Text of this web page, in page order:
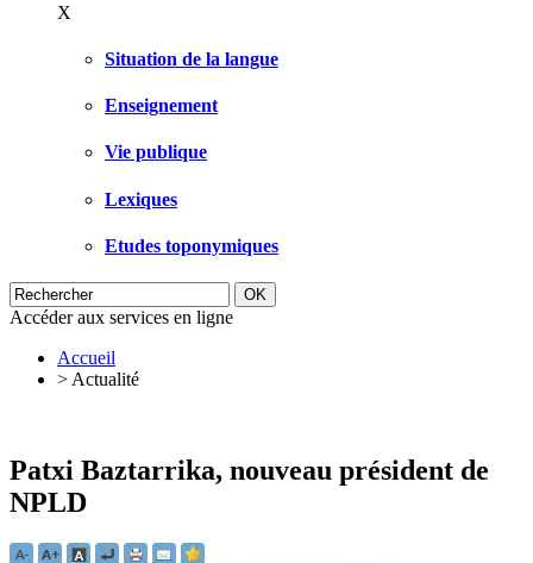
X
Situation de la langue
Enseignement
Vie publique
Lexiques
Etudes toponymiques
Accéder aux services en ligne
Accueil
> Actualité
Patxi Baztarrika, nouveau président de
NPLD